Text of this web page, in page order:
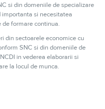
si din domeniile de specializare
si necesitatea
formare continua.
din sectoarele economice cu
SNC si din domeniile de
in vederea elaborarii si
la locul de munca.